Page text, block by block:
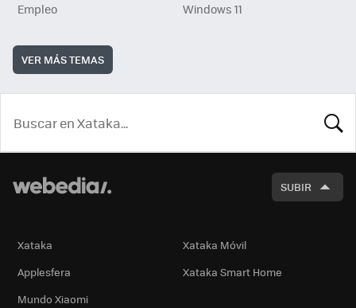
Empleo
Windows 11
VER MÁS TEMAS
SUBIR
Xataka
Xataka Móvil
Applesfera
Xataka Smart Home
Mundo Xiaomi